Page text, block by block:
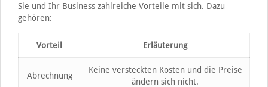
Sie und Ihr Business zahlreiche Vorteile mit sich. Dazu
gehören:
Vorteil Erläuterung
Abrechnung
Keine versteckten Kosten und die Preise
ändern sich nicht.